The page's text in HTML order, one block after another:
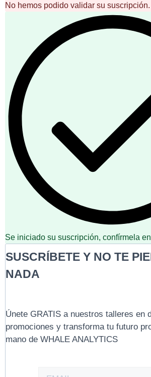
No hemos podido validar su suscripción.
Se iniciado su suscripción, confírmela
SUSCRÍBETE Y NO TE
NADA
Únete GRATIS a nuestros talleres en
promociones y transforma tu futuro
mano de WHALE ANALYTICS